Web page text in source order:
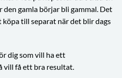
gamla börjar bli gammal. Det
till separat när det blir dags
dig som vill ha ett
vill få ett bra resultat.